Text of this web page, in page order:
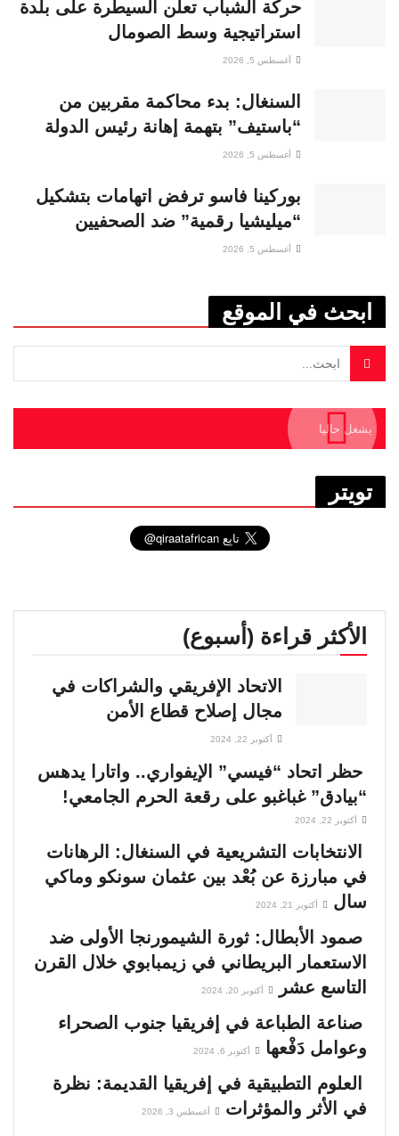
حركة الشباب تعلن السيطرة على بلدة
استراتيجية وسط الصومال
أغسطس 5, 2026
السنغال: بدء محاكمة مقربين من
“باستيف” بتهمة إهانة رئيس الدولة
أغسطس 5, 2026
بوركينا فاسو ترفض اتهامات بتشكيل
“ميليشيا رقمية” ضد الصحفيين
أغسطس 5, 2026
ابحث في الموقع
يشغل حاليا
تويتر
الأكثر قراءة (أسبوع)
الاتحاد الإفريقي والشراكات في
مجال إصلاح قطاع الأمن
أكتوبر 22, 2024
حظر اتحاد “فيسي” الإيفواري.. واتارا يدهس
“بيادق” غباغبو على رقعة الحرم الجامعي!
أكتوبر 22, 2024
الانتخابات التشريعية في السنغال: الرهانات
في مبارزة عن بُعْد بين عثمان سونكو وماكي
سال
أكتوبر 21, 2024
صمود الأبطال: ثورة الشيمورنجا الأولى ضد
الاستعمار البريطاني في زيمبابوي خلال القرن
التاسع عشر
أكتوبر 20, 2024
صناعة الطباعة في إفريقيا جنوب الصحراء
وعوامل دَفْعها
أكتوبر 6, 2024
العلوم التطبيقية في إفريقيا القديمة: نظرة
في الأثر والمؤثرات
أغسطس 3, 2026